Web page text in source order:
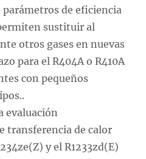
de eficiencia
sustituir al
otros gases en nuevas
para el R404A o R410A
con pequeños
evaluación
transferencia de calor
y el R1233zd(E)